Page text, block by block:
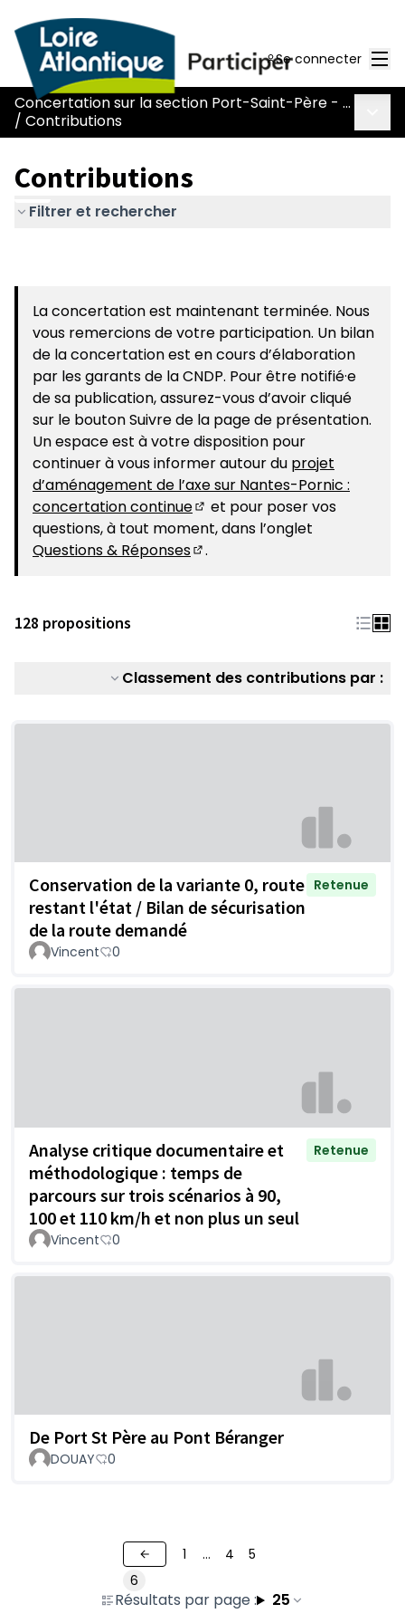
Se connecter
Concertation sur la section Port-Saint-Père - Le Pont Béranger de la route Nantes-Pornic
/ Contributions
Contributions
Filtrer et rechercher
La concertation est maintenant terminée. Nous
vous remercions de votre participation. Un bilan
de la concertation est en cours d’élaboration
par les garants de la CNDP. Pour être notifié·e
de sa publication, assurez-vous d’avoir cliqué
sur le bouton Suivre de la page de présentation.
Un espace est à votre disposition pour
continuer à vous informer autour du projet
d’aménagement de l’axe sur Nantes-Pornic :
concertation continue
(S'ouvre dans un nouvel
et pour poser vos
questions, à tout moment, dans l’onglet
Questions & Réponses
.
128 propositions
Classement des contributions par :
Conservation de la variante 0, route
restant l'état / Bilan de sécurisation
de la route demandé
Retenue
Vincent 0
Analyse critique documentaire et
méthodologique : temps de
parcours sur trois scénarios à 90,
100 et 110 km/h et non plus un seul
Retenue
Vincent 0
De Port St Père au Pont Béranger
DOUAY 0
Résultats par page : 25
1 … 4
5
6